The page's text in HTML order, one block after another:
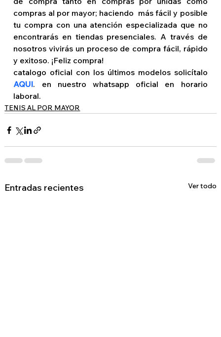
compras al por mayor; haciendo  más fácil y posible
tu compra con una atención especializada que no
encontrarás en tiendas presenciales. A través de
nosotros vivirás un proceso de compra fácil, rápido
y exitoso. ¡Feliz compra!
AQUI. en nuestro whatsapp oficial en horario
laboral.
TENIS AL POR MAYOR
Entradas recientes Ver todo